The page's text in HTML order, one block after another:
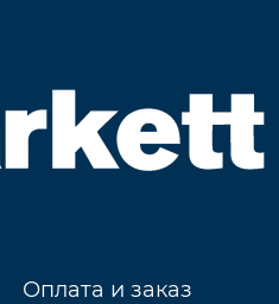
Оплата и заказ